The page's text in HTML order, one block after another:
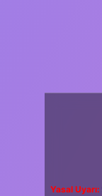
Yasal Uyarı: